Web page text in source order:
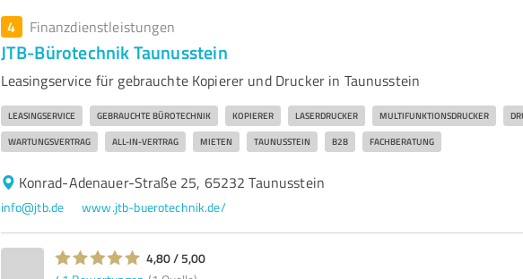
4 Finanzdienstleistungen
JTB-Bürotechnik Taunusstein
Leasingservice für gebrauchte Kopierer und Drucker in Taunusstein
LEASINGSERVICE GEBRAUCHTE BÜROTECHNIK KOPIERER LASERDRUCKER MULTIFUNKTIONSDRUCKER
WARTUNGSVERTRAG ALL-IN-VERTRAG MIETEN TAUNUSSTEIN B2B FACHBERATUNG
Konrad-Adenauer-Straße 25, 65232 Taunusstein
info@jtb.de www.jtb-buerotechnik.de/
4,80 / 5,00